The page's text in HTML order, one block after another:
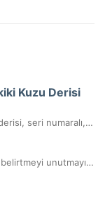
Kuzu Derisi
Chanel Flap Bag (2,55) Chevron, hakiki kuzu derisi, seri numaralı, kutulu, toz torbalı, sertifikalı.
Not: Sipariş notunuzda zincir rengi seçiminizi belirtmeyi unutmayınız!